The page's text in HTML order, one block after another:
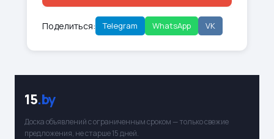
Поделиться: Telegram WhatsApp VK
15.by
Доска объявлений с ограниченным сроком — только свежие
предложения, не старше 15 дней.